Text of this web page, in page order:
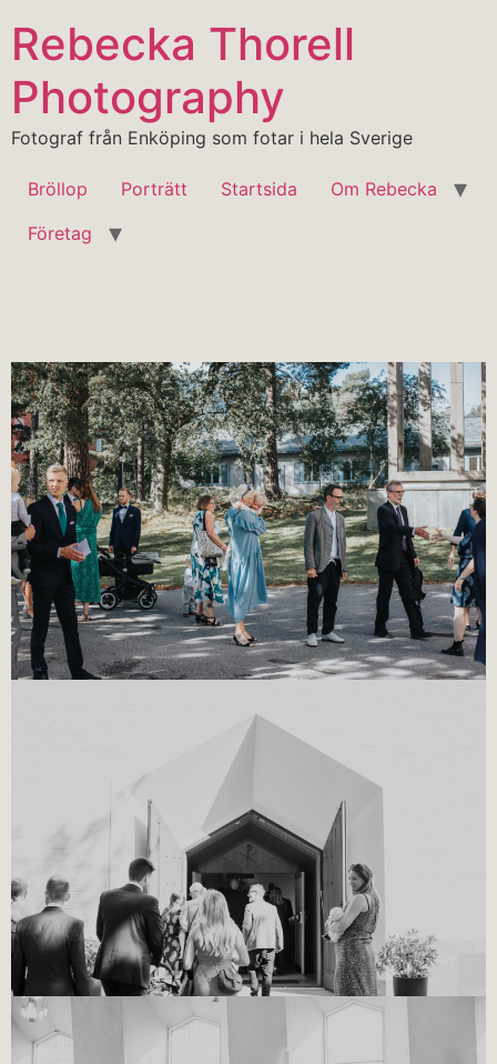
Rebecka Thorell
Photography
Fotograf från Enköping som fotar i hela Sverige
Bröllop Porträtt Startsida
Om Rebecka
Företag